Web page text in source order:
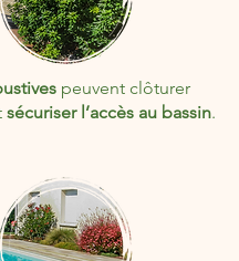
peuvent clôturer
sécuriser l’accès au bassin.